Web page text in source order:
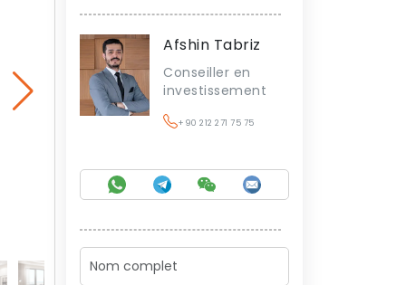
Afshin Tabriz
Conseiller en
investissement
+90 212 271 75 75